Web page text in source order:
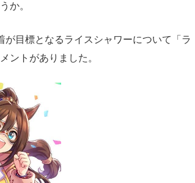
か。
目標となるライスシャワーについて「ラ
ントがありました。